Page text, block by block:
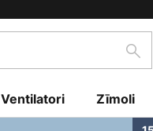
Ventilatori Zīmoli